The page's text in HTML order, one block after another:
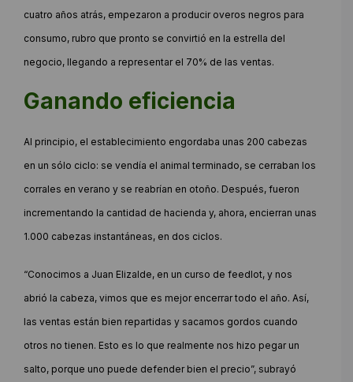
cuatro años atrás, empezaron a producir overos negros para
consumo, rubro que pronto se convirtió en la estrella del
negocio, llegando a representar el 70% de las ventas.
Ganando eficiencia
Al principio, el establecimiento engordaba unas 200 cabezas
en un sólo ciclo: se vendía el animal terminado, se cerraban los
corrales en verano y se reabrían en otoño. Después, fueron
incrementando la cantidad de hacienda y, ahora, encierran unas
1.000 cabezas instantáneas, en dos ciclos.
“Conocimos a Juan Elizalde, en un curso de feedlot, y nos
abrió la cabeza, vimos que es mejor encerrar todo el año. Así,
las ventas están bien repartidas y sacamos gordos cuando
otros no tienen. Esto es lo que realmente nos hizo pegar un
salto, porque uno puede defender bien el precio”, subrayó